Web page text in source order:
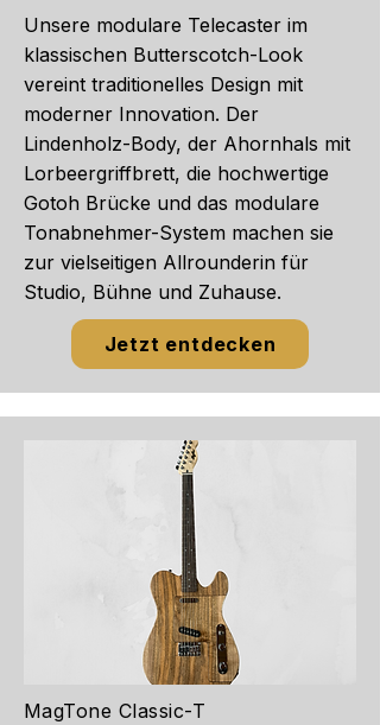
Unsere modulare Telecaster im
klassischen Butterscotch-Look
vereint traditionelles Design mit
moderner Innovation. Der
Lindenholz-Body, der Ahornhals mit
Lorbeergriffbrett, die hochwertige
Gotoh Brücke und das modulare
Tonabnehmer-System machen sie
zur vielseitigen Allrounderin für
Studio, Bühne und Zuhause.
Jetzt entdecken
MagTone Classic-T